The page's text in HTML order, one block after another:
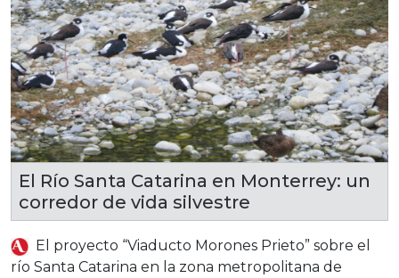
El Río Santa Catarina en Monterrey: un
corredor de vida silvestre
El proyecto “Viaducto Morones Prieto” sobre el
río Santa Catarina en la zona metropolitana de